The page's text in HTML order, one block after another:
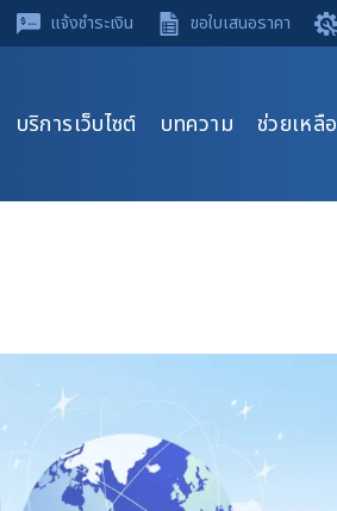
แจ้งชำระเงิน ขอใบเสนอราคา
บริการเว็บไซต์ บทความ ช่วยเหลือ